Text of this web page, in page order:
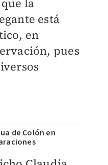
la
está
en
pues
de Colón en